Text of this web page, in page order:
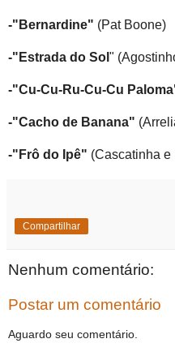
-"Bernardine" (Pat Boone)
-"Estrada do Sol "
-"Cu-Cu-Ru-Cu-Cu
-"Cacho de Banana"
-"Frô do Ipê" (Cascatinha e
Compartilhar
Nenhum comentário:
Postar um comentário
Aguardo seu comentário.